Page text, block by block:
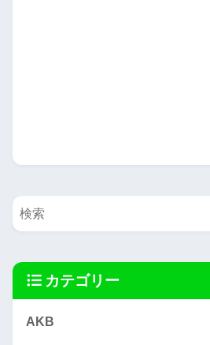
カテゴリー
AKB